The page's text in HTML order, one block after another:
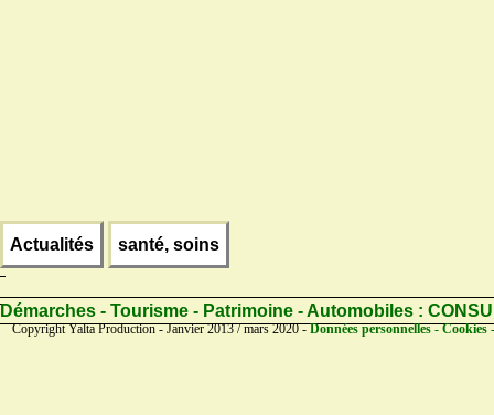
Actualités santé, soins
Démarches - Tourisme - Patrimoine - Automobiles :
Copyright Yalta Production - Janvier 2013 / mars 2020 -Données personnelles - Cookies